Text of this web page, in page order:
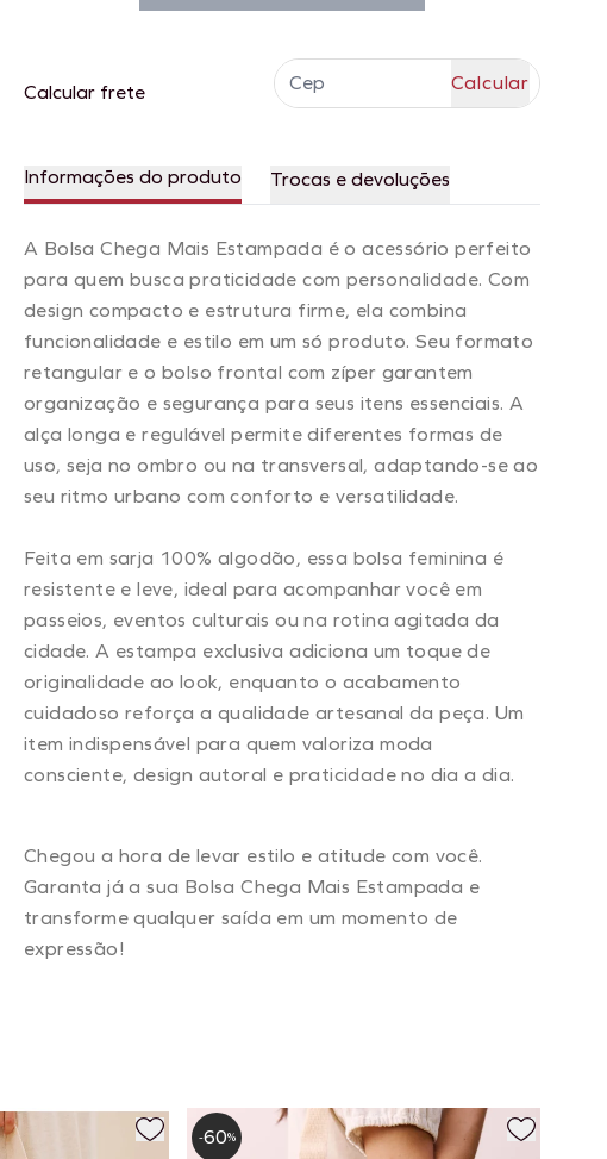
Calcular frete
Informações do produto Trocas e devoluções
A Bolsa Chega Mais Estampada é o acessório perfeito
para quem busca praticidade com personalidade. Com
design compacto e estrutura firme, ela combina
funcionalidade e estilo em um só produto. Seu formato
retangular e o bolso frontal com zíper garantem
organização e segurança para seus itens essenciais. A
alça longa e regulável permite diferentes formas de
uso, seja no ombro ou na transversal, adaptando-se ao
seu ritmo urbano com conforto e versatilidade.
Feita em sarja 100% algodão, essa bolsa feminina é
resistente e leve, ideal para acompanhar você em
passeios, eventos culturais ou na rotina agitada da
cidade. A estampa exclusiva adiciona um toque de
originalidade ao look, enquanto o acabamento
cuidadoso reforça a qualidade artesanal da peça. Um
item indispensável para quem valoriza moda
consciente, design autoral e praticidade no dia a dia.
Chegou a hora de levar estilo e atitude com você.
Garanta já a sua Bolsa Chega Mais Estampada e
transforme qualquer saída em um momento de
expressão!
-60%